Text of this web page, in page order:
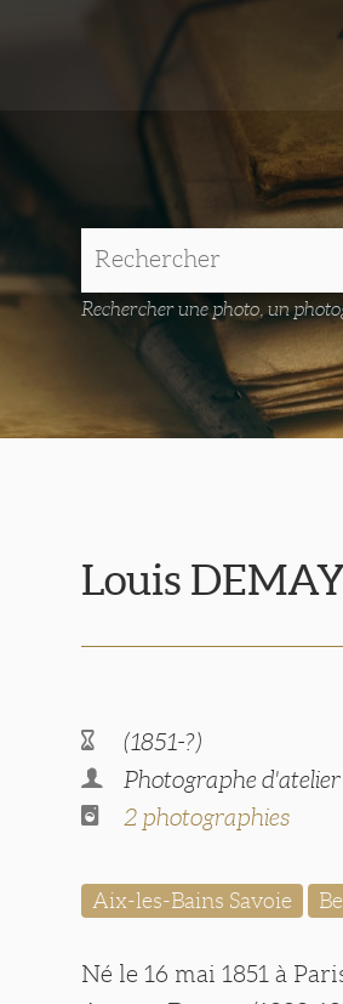
Rechercher une photo, un
Louis
(1851-?)
Photographe d'atelier
2 photographies
Aix-les-Bains Savoie
Né le 16 mai 1851 à